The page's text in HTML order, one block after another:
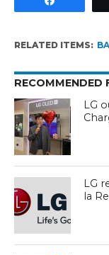
RELATED ITEMS:
RECOMMENDED
LG
LG
la